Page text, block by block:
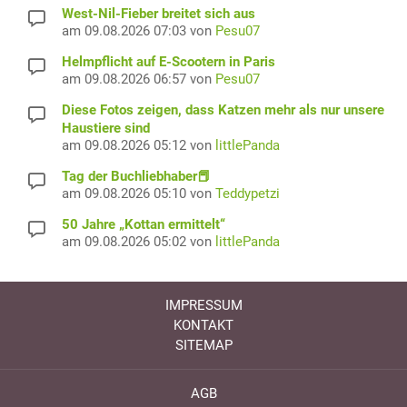
West-Nil-Fieber breitet sich aus
am 09.08.2026 07:03 von Pesu07
Helmpflicht auf E-Scootern in Paris
am 09.08.2026 06:57 von Pesu07
Diese Fotos zeigen, dass Katzen mehr als nur unsere
Haustiere sind
am 09.08.2026 05:12 von littlePanda
Tag der Buchliebhaber📕
am 09.08.2026 05:10 von Teddypetzi
50 Jahre „Kottan ermittelt“
am 09.08.2026 05:02 von littlePanda
IMPRESSUM
KONTAKT
SITEMAP
AGB